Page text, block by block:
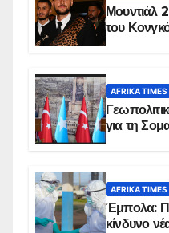
Μουντιάλ
του
AFRIKA TIMES
για τη
AFRIKA TIMES
Έμπολα:
κίνδυνο